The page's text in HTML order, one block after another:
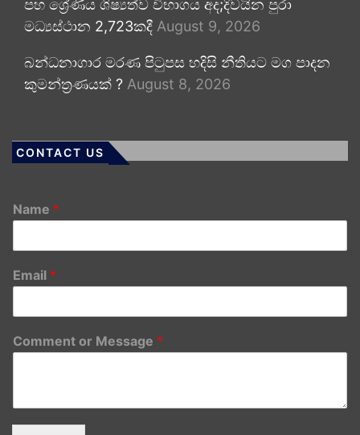
පහ ශ්‍රේණිය ශිෂ්‍යත්ව විභාගය අද;දිවයින පුරා
මධ්‍යස්ථාන 2,723කදී August 9, 2026
බන්ධනාගාර මරණ පිටුපස හදිසි නීතියට මග පාදන
කුමන්ත්‍රණයක් ? August 8, 2026
CONTACT US
Name *
Email *
Comment or Message *